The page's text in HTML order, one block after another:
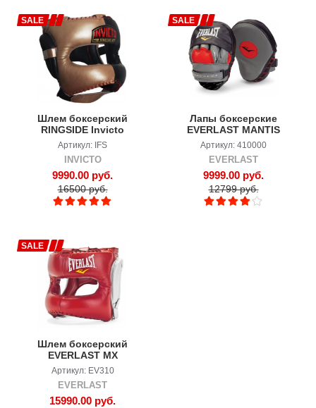
SALE
Шлем боксерский
RINGSIDE Invicto
Артикул: IFS
INVICTO
9990.00 руб.
16500 руб.
SALE
Лапы боксерские
EVERLAST MANTIS
PUNCH MITTS
Артикул: 410000
EVERLAST
9999.00 руб.
12799 руб.
SALE
Шлем боксерский
EVERLAST MX
Артикул: EV310
EVERLAST
15990.00 руб.